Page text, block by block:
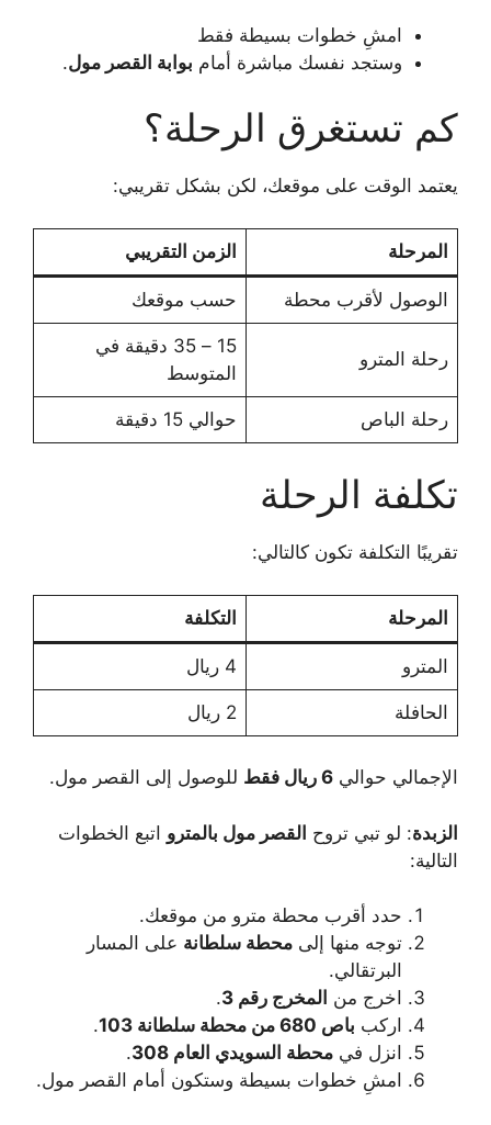
امشِ خطوات بسيطة فقط
وستجد نفسك مباشرة أمام بوابة القصر مول.
كم تستغرق الرحلة؟
يعتمد الوقت على موقعك، لكن بشكل تقريبي:
المرحلة الزمن التقريبي
الوصول لأقرب محطة حسب موقعك
رحلة المترو
15 – 35 دقيقة في
المتوسط
رحلة الباص حوالي 15 دقيقة
تكلفة الرحلة
تقريبًا التكلفة تكون كالتالي:
المرحلة التكلفة
المترو 4 ريال
الحافلة 2 ريال
الإجمالي حوالي 6 ريال فقط للوصول إلى القصر مول.
الزبدة: لو تبي تروح القصر مول بالمترو اتبع الخطوات
التالية:
حدد أقرب محطة مترو من موقعك.
توجه منها إلى محطة سلطانة على المسار
البرتقالي.
اخرج من المخرج رقم 3
.
اركب باص 680 من محطة سلطانة 103
.
انزل في محطة السويدي العام 308
.
امشِ خطوات بسيطة وستكون أمام القصر مول.